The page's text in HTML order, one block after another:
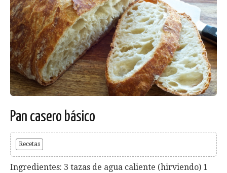
Pan casero básico
Recetas
Ingredientes: 3 tazas de agua caliente (hirviendo) 1